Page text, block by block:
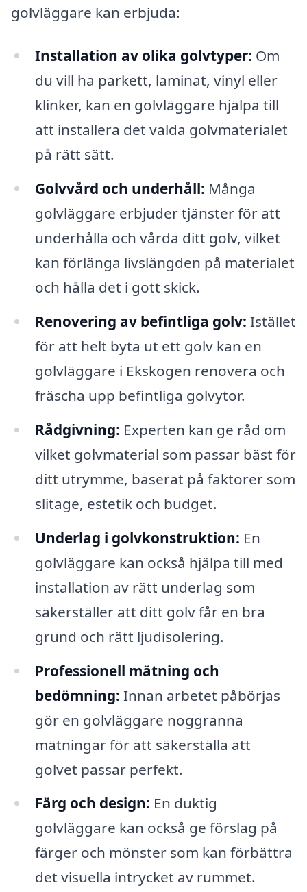
golvläggare kan erbjuda:
Installation av olika golvtyper: Om
du vill ha parkett, laminat, vinyl eller
klinker, kan en golvläggare hjälpa till
att installera det valda golvmaterialet
på rätt sätt.
Golvvård och underhåll: Många
golvläggare erbjuder tjänster för att
underhålla och vårda ditt golv, vilket
kan förlänga livslängden på materialet
och hålla det i gott skick.
Renovering av befintliga golv: Istället
för att helt byta ut ett golv kan en
golvläggare i Ekskogen renovera och
fräscha upp befintliga golvytor.
Rådgivning: Experten kan ge råd om
vilket golvmaterial som passar bäst för
ditt utrymme, baserat på faktorer som
slitage, estetik och budget.
Underlag i golvkonstruktion: En
golvläggare kan också hjälpa till med
installation av rätt underlag som
säkerställer att ditt golv får en bra
grund och rätt ljudisolering.
Professionell mätning och
bedömning: Innan arbetet påbörjas
gör en golvläggare noggranna
mätningar för att säkerställa att
golvet passar perfekt.
Färg och design: En duktig
golvläggare kan också ge förslag på
färger och mönster som kan förbättra
det visuella intrycket av rummet.